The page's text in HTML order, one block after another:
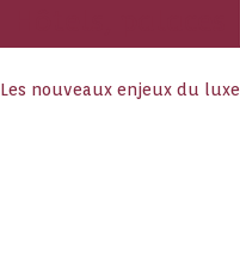
Les nouveaux enjeux du luxe